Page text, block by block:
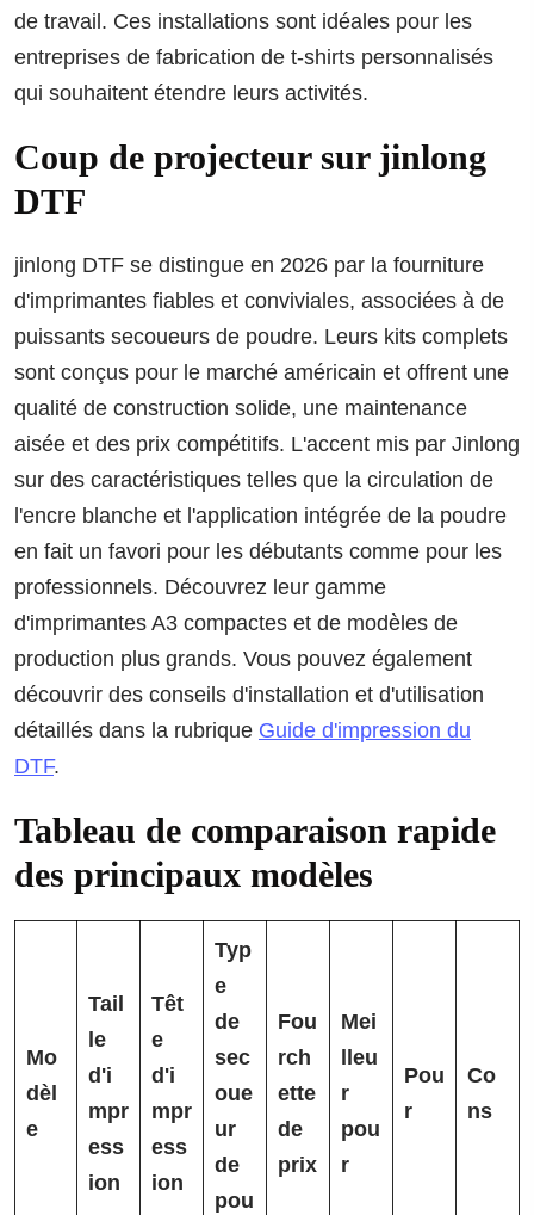
de travail. Ces installations sont idéales pour les
entreprises de fabrication de t-shirts personnalisés
qui souhaitent étendre leurs activités.
Coup de projecteur sur jinlong
DTF
jinlong DTF se distingue en 2026 par la fourniture
d'imprimantes fiables et conviviales, associées à de
puissants secoueurs de poudre. Leurs kits complets
sont conçus pour le marché américain et offrent une
qualité de construction solide, une maintenance
aisée et des prix compétitifs. L'accent mis par Jinlong
sur des caractéristiques telles que la circulation de
l'encre blanche et l'application intégrée de la poudre
en fait un favori pour les débutants comme pour les
professionnels. Découvrez leur gamme
d'imprimantes A3 compactes et de modèles de
production plus grands. Vous pouvez également
découvrir des conseils d'installation et d'utilisation
détaillés dans la rubrique Guide d'impression du
DTF.
Tableau de comparaison rapide
des principaux modèles
Mo
dèl
e
Tail
le
d'i
mpr
ess
ion
Têt
e
d'i
mpr
ess
ion
Typ
e
de
sec
oue
ur
de
pou
Fou
rch
ette
de
prix
Mei
lleu
r
pou
r
Pou
r
Co
ns